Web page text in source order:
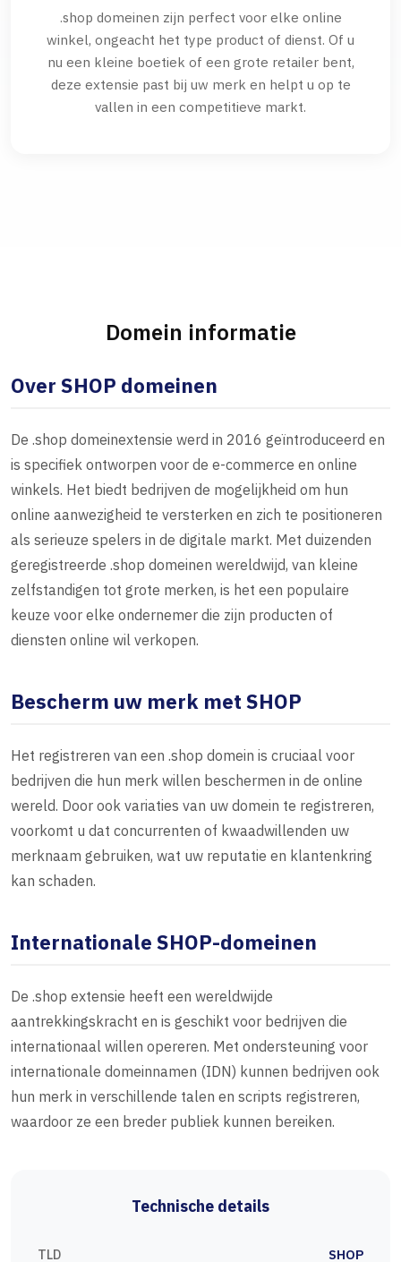
.shop domeinen zijn perfect voor elke online
winkel, ongeacht het type product of dienst. Of u
nu een kleine boetiek of een grote retailer bent,
deze extensie past bij uw merk en helpt u op te
vallen in een competitieve markt.
Domein informatie
Over SHOP domeinen
De .shop domeinextensie werd in 2016 geïntroduceerd en
is specifiek ontworpen voor de e-commerce en online
winkels. Het biedt bedrijven de mogelijkheid om hun
online aanwezigheid te versterken en zich te positioneren
als serieuze spelers in de digitale markt. Met duizenden
geregistreerde .shop domeinen wereldwijd, van kleine
zelfstandigen tot grote merken, is het een populaire
keuze voor elke ondernemer die zijn producten of
diensten online wil verkopen.
Bescherm uw merk met SHOP
Het registreren van een .shop domein is cruciaal voor
bedrijven die hun merk willen beschermen in de online
wereld. Door ook variaties van uw domein te registreren,
voorkomt u dat concurrenten of kwaadwillenden uw
merknaam gebruiken, wat uw reputatie en klantenkring
kan schaden.
Internationale SHOP-domeinen
De .shop extensie heeft een wereldwijde
aantrekkingskracht en is geschikt voor bedrijven die
internationaal willen opereren. Met ondersteuning voor
internationale domeinnamen (IDN) kunnen bedrijven ook
hun merk in verschillende talen en scripts registreren,
waardoor ze een breder publiek kunnen bereiken.
Technische details
TLD SHOP